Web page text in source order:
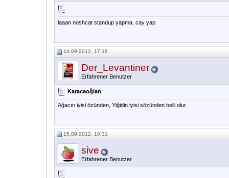
laaan noshcat standup yapma, cay yap
14.09.2012, 17:18
Der_Levantiner
Erfahrener Benutzer
Karacaoğlan
Ağacın iyisi özünden, Yiğidin iyisi sözünden belli olur.
15.09.2012, 10:31
sive
Erfahrener Benutzer